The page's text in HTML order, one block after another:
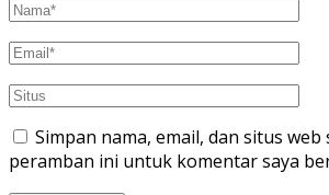
Simpan nama, email, dan situs web
peramban ini untuk komentar saya